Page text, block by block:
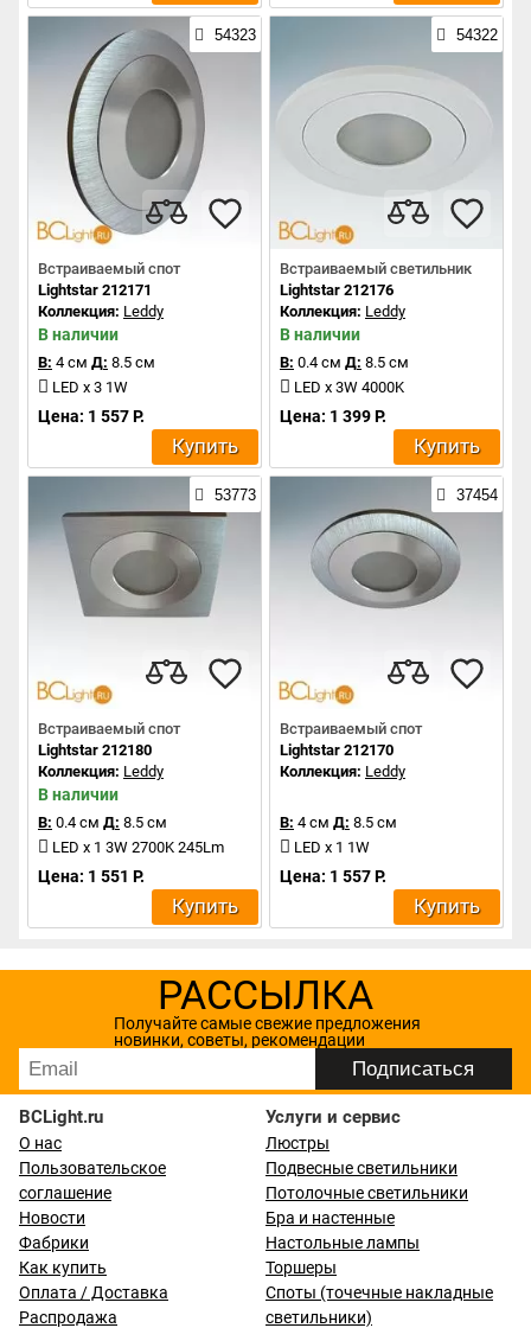
54323
Встраиваемый спот
Lightstar 212171
Коллекция: Leddy
В наличии
В: 4 см Д: 8.5 см
LED x 3 1W
Цена: 1 557 Р.
Купить
54322
Встраиваемый светильник
Lightstar 212176
Коллекция: Leddy
В наличии
В: 0.4 см Д: 8.5 см
LED x 3W 4000K
Цена: 1 399 Р.
Купить
53773
Встраиваемый спот
Lightstar 212180
Коллекция: Leddy
В наличии
В: 0.4 см Д: 8.5 см
LED x 1 3W 2700K 245Lm
Цена: 1 551 Р.
Купить
37454
Встраиваемый спот
Lightstar 212170
Коллекция: Leddy
В: 4 см Д: 8.5 см
LED x 1 1W
Цена: 1 557 Р.
Купить
РАССЫЛКА
Получайте самые свежие предложения
новинки, советы, рекомендации
BCLight.ru
О нас
Пользовательское
соглашение
Новости
Фабрики
Как купить
Оплата / Доставка
Распродажа
Услуги и сервис
Люстры
Подвесные светильники
Потолочные светильники
Бра и настенные
Настольные лампы
Торшеры
Споты (точечные накладные
светильники)